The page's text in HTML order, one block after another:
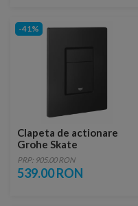
-41%
Clapeta de actionare
Grohe Skate
Cosmopolitan negru mat
Phantom Black
PRP: 905.00 RON
539.00 RON